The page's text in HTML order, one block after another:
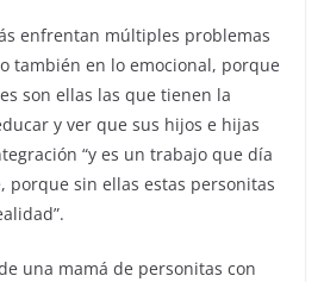
enfrentan múltiples problemas
también en lo emocional, porque
son ellas las que tienen la
y ver que sus hijos e hijas
“y es un trabajo que día
porque sin ellas estas personitas
una mamá de personitas con